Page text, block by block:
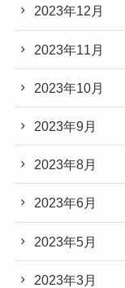
2023年12月
2023年11月
2023年10月
2023年9月
2023年8月
2023年6月
2023年5月
2023年3月